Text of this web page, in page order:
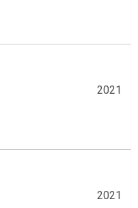
2021
2021